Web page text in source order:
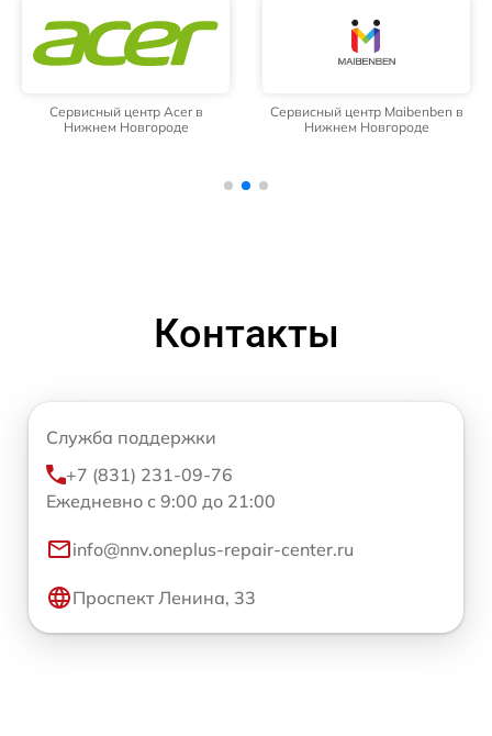
Сервисный центр Acer в
Нижнем Новгороде
Сервисный центр Maibenben в
Нижнем Новгороде
Контакты
Служба поддержки
+7 (831) 231-09-76
Ежедневно с 9:00 до 21:00
info@nnv.oneplus-repair-center.ru
Проспект Ленина, 33